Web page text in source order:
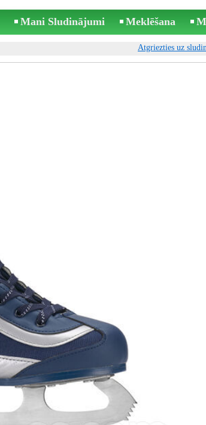
Mani Sludinājumi Meklēšana
Atgriezties uz